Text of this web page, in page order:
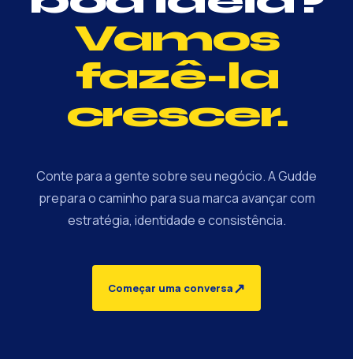
Vamos
fazê-la
crescer.
Conte para a gente sobre seu negócio. A Gudde
prepara o caminho para sua marca avançar com
estratégia, identidade e consistência.
Começar uma conversa↗